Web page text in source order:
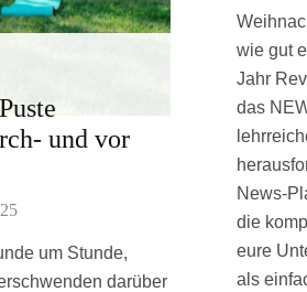
und vor
um Stunde,
darüber
wie gut
Jahr
das
News-
die
eure
als